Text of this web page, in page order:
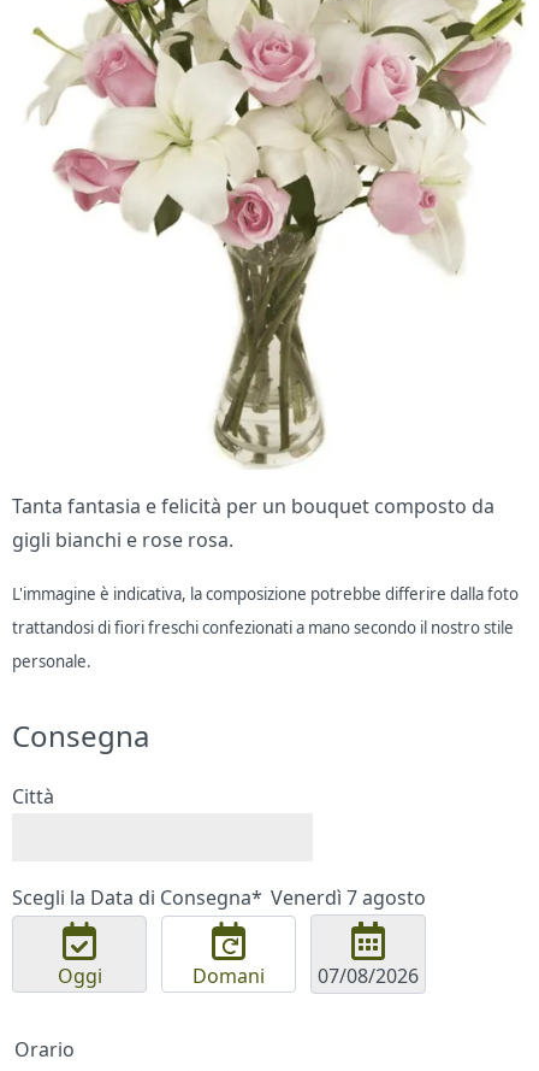
Tanta fantasia e felicità per un bouquet composto da
gigli bianchi e rose rosa.
L'immagine è indicativa, la composizione potrebbe differire dalla foto
trattandosi di fiori freschi confezionati a mano secondo il nostro stile
personale.
Consegna
Città
Scegli la Data di Consegna* Venerdì 7 agosto
Oggi Domani
Orario